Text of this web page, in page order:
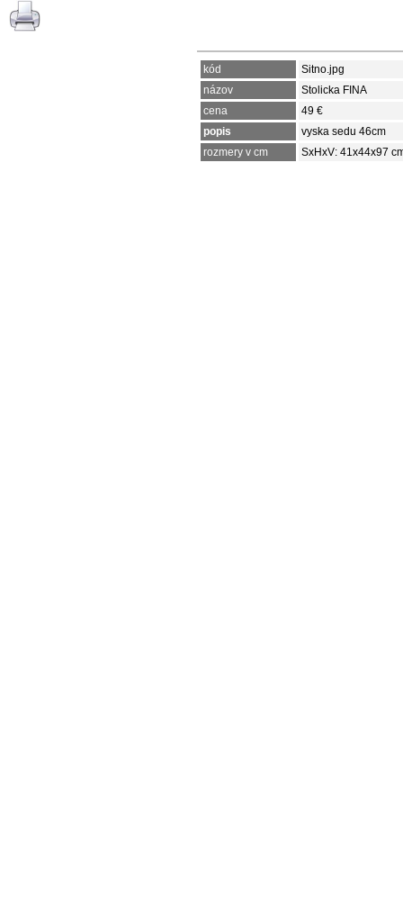
kód
Sitno.jpg
názov
Stolicka FINA
cena
49 €
popis
vyska sedu 46cm
rozmery v cm
SxHxV: 41x44x97